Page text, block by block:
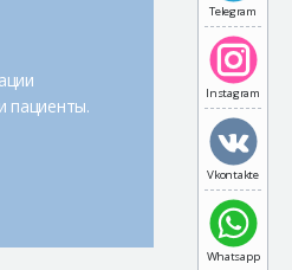
Telegram
Instagram
Vkontakte
Whatsapp
пациенты.